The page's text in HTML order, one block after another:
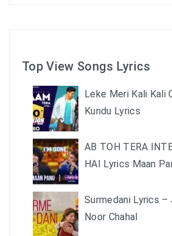
Top View Songs Lyrics
Leke Meri Kali Kali
Kundu Lyrics
AB TOH TERA
HAI Lyrics Maan
Surmedani Lyrics
Noor Chahal